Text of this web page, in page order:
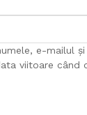
e-mailul
viitoare când